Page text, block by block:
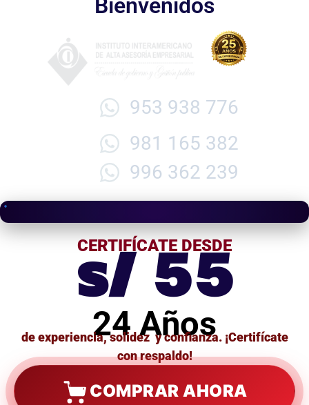
Bienvenidos
953 938 776
981 165 382
996 362 239
CERTIFÍCATE DESDE
s/ 55
24 Años
de experiencia, solidez y confianza. ¡Certifícate
con respaldo!
COMPRAR AHORA